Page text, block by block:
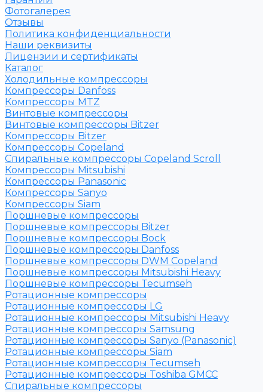
Фотогалерея
Отзывы
Политика конфиденциальности
Наши реквизиты
Лицензии и сертификаты
Каталог
Холодильные компрессоры
Компрессоры Danfoss
Компрессоры MTZ
Винтовые компрессоры
Винтовые компрессоры Bitzer
Компрессоры Bitzer
Компрессоры Copeland
Спиральные компрессоры Copeland Scroll
Компрессоры Mitsubishi
Компрессоры Panasonic
Компрессоры Sanyo
Компрессоры Siam
Поршневые компрессоры
Поршневые компрессоры Bitzer
Поршневые компрессоры Bock
Поршневые компрессоры Danfoss
Поршневые компрессоры DWM Copeland
Поршневые компрессоры Mitsubishi Heavy
Поршневые компрессоры Tecumseh
Ротационные компрессоры
Ротационные компрессоры LG
Ротационные компрессоры Mitsubishi Heavy
Ротационные компрессоры Samsung
Ротационные компрессоры Sanyo (Panasonic)
Ротационные компрессоры Siam
Ротационные компрессоры Tecumseh
Ротационные компрессоры Toshiba GMCC
Спиральные компрессоры